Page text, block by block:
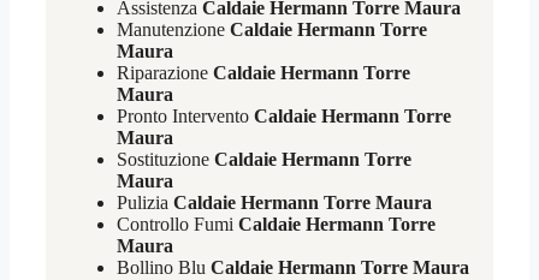
Assistenza Caldaie Hermann Torre Maura
Manutenzione Caldaie Hermann Torre
Maura
Riparazione Caldaie Hermann Torre
Maura
Pronto Intervento Caldaie Hermann Torre
Maura
Sostituzione Caldaie Hermann Torre
Maura
Pulizia Caldaie Hermann Torre Maura
Controllo Fumi Caldaie Hermann Torre
Maura
Bollino Blu Caldaie Hermann Torre Maura